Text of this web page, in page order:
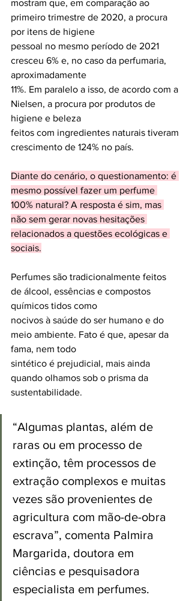
mostram que, em comparação ao
primeiro trimestre de 2020, a procura
por itens de higiene
pessoal no mesmo período de 2021
cresceu 6% e, no caso da perfumaria,
aproximadamente
11%. Em paralelo a isso, de acordo com a
Nielsen, a procura por produtos de
higiene e beleza
feitos com ingredientes naturais tiveram
crescimento de 124% no país.
Diante do cenário, o questionamento: é
mesmo possível fazer um perfume
100% natural? A resposta é sim, mas
não sem gerar novas hesitações
relacionados a questões ecológicas e
sociais.
Perfumes são tradicionalmente feitos
de álcool, essências e compostos
químicos tidos como
nocivos à saúde do ser humano e do
meio ambiente. Fato é que, apesar da
fama, nem todo
sintético é prejudicial, mais ainda
quando olhamos sob o prisma da
sustentabilidade.
“Algumas plantas, além de
raras ou em processo de
extinção, têm processos de
extração complexos e muitas
vezes são provenientes de
agricultura com mão-de-obra
escrava”, comenta Palmira
Margarida, doutora em
ciências e pesquisadora
especialista em perfumes.